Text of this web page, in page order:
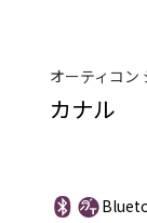
オーティコン
カナル